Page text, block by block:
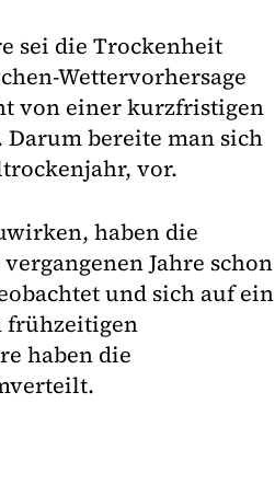
sei die Trockenheit
Wettervorhersage
von einer kurzfristigen
Darum bereite man sich
vor.
haben die
Jahre schon
und sich auf ein
frühzeitigen
haben die